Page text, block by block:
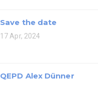
Save the date
17 Apr, 2024
QEPD Alex Dünner